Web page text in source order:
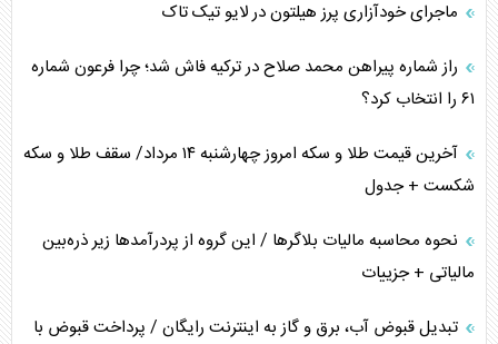
همسویی عربستان با سنتکام علیه متحدان ایران
ترامپ و توهم خلع سلاح حماس
ماجرای خودآزاری پرز هیلتون در لایو تیک تاک
راز شماره پیراهن محمد صلاح در ترکیه فاش شد؛ چرا فرعون شماره
۶۱ را انتخاب کرد؟
آخرین قیمت طلا و سکه امروز چهارشنبه ۱۴ مرداد/ سقف طلا و سکه
شکست + جدول
نحوه محاسبه مالیات بلاگر‌ها / این گروه از پردرآمد‌ها زیر ذره‌بین
مالیاتی + جزییات
تبدیل قبوض آب، برق و گاز به اینترنت رایگان / پرداخت قبوض با